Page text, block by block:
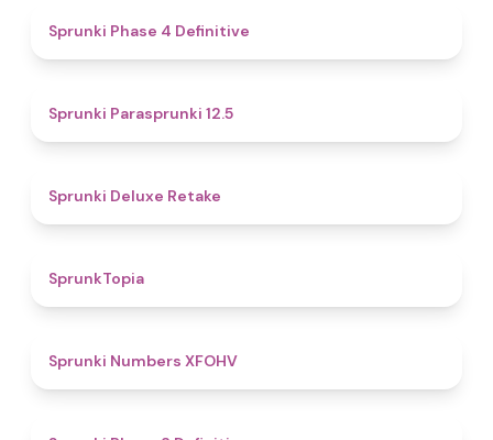
Sprunki Phase 4 Definitive
Sprunki Parasprunki 12.5
Sprunki Deluxe Retake
SprunkTopia
Sprunki Numbers XFOHV